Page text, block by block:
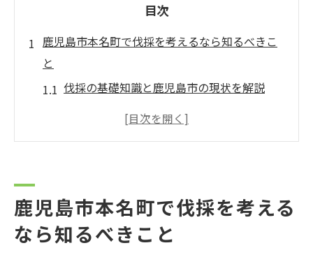
目次
鹿児島市本名町で伐採を考えるなら知るべきこ
と
伐採の基礎知識と鹿児島市の現状を解説
信頼できる伐採業者の見極め方と選び方
専門性が光る伐採グローバルの現場対応力
特殊伐採に強い現場対応力の理由とは
鹿児島市本名町で伐採を考える
なら知るべきこと